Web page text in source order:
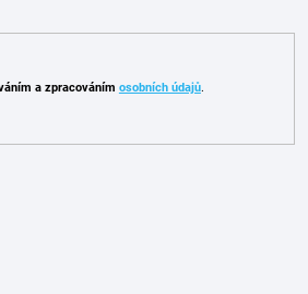
a zpracováním osobních údajů.